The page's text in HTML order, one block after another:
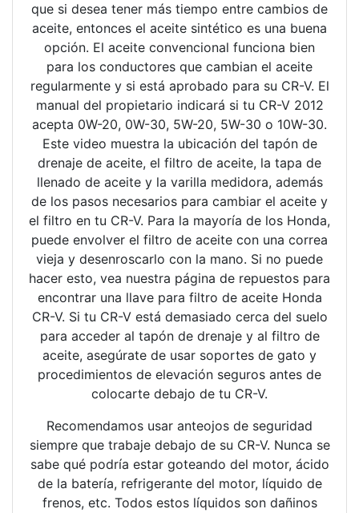
que si desea tener más tiempo entre cambios de
aceite, entonces el aceite sintético es una buena
opción. El aceite convencional funciona bien
para los conductores que cambian el aceite
regularmente y si está aprobado para su CR-V. El
manual del propietario indicará si tu CR-V 2012
acepta 0W-20, 0W-30, 5W-20, 5W-30 o 10W-30.
Este video muestra la ubicación del tapón de
drenaje de aceite, el filtro de aceite, la tapa de
llenado de aceite y la varilla medidora, además
de los pasos necesarios para cambiar el aceite y
el filtro en tu CR-V. Para la mayoría de los Honda,
puede envolver el filtro de aceite con una correa
vieja y desenroscarlo con la mano. Si no puede
hacer esto, vea nuestra página de repuestos para
encontrar una llave para filtro de aceite Honda
CR-V. Si tu CR-V está demasiado cerca del suelo
para acceder al tapón de drenaje y al filtro de
aceite, asegúrate de usar soportes de gato y
procedimientos de elevación seguros antes de
colocarte debajo de tu CR-V.
Recomendamos usar anteojos de seguridad
siempre que trabaje debajo de su CR-V. Nunca se
sabe qué podría estar goteando del motor, ácido
de la batería, refrigerante del motor, líquido de
frenos, etc. Todos estos líquidos son dañinos